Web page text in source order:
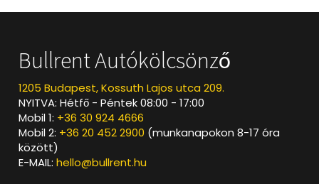
Bullrent Autókölcsönző
1205 Budapest, Kossuth Lajos utca 209.
NYITVA: Hétfő - Péntek 08:00 - 17:00
Mobil 1: +36 30 924 4666
Mobil 2: +36 20 452 2900 (munkanapokon 8-17 óra
között)
E-MAIL:hello@bullrent.hu